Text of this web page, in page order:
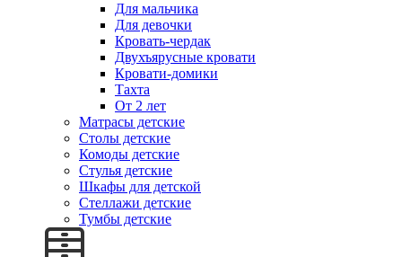
Для мальчика
Для девочки
Кровать-чердак
Двухъярусные кровати
Кровати-домики
Тахта
От 2 лет
Матрасы детские
Столы детские
Комоды детские
Стулья детские
Шкафы для детской
Стеллажи детские
Тумбы детские